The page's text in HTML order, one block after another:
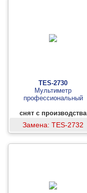
TES-2730
Мультиметр
профессиональный
снят с производства
Замена: TES-2732